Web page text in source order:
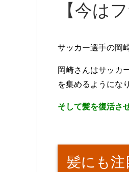
【今は
サッカー選手の岡
岡崎さんはサッカ
を集めるようにな
そして髪を復活さ
髪にも注